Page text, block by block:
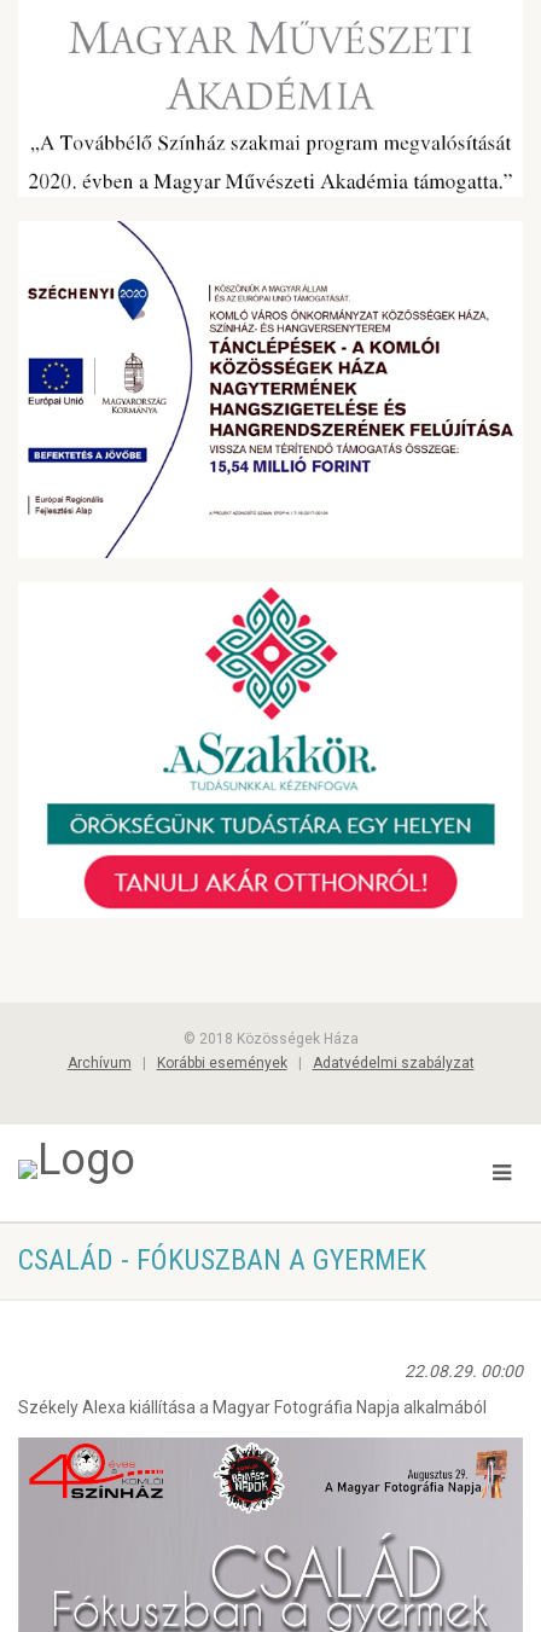
© 2018 Közösségek Háza
Archívum
Korábbi események| Adatvédelmi szabályzat
CSALÁD - FÓKUSZBAN A GYERMEK
22.08.29. 00:00
Székely Alexa kiállítása a Magyar Fotográfia Napja alkalmából